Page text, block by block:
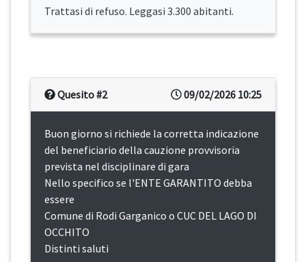
Trattasi di refuso. Leggasi 3.300 abitanti.
09/02/2026 10:25
Quesito #2
Buon giorno si richiede la corretta indicazione
del beneficiario della cauzione provvisoria
prevista nel disciplinare di gara
Nello specifico se l'ENTE GARANTITO debba
essere
Comune di Rodi Garganico o CUC DEL LAGO DI
OCCHITO
Distinti saluti